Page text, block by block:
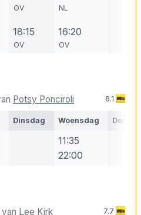
OV
18:15
OV
NL
16:20
OV
Potsy Ponciroli 6.1
Dinsdag Woensdag
11:35
22:00
Lee Kirk 7.7